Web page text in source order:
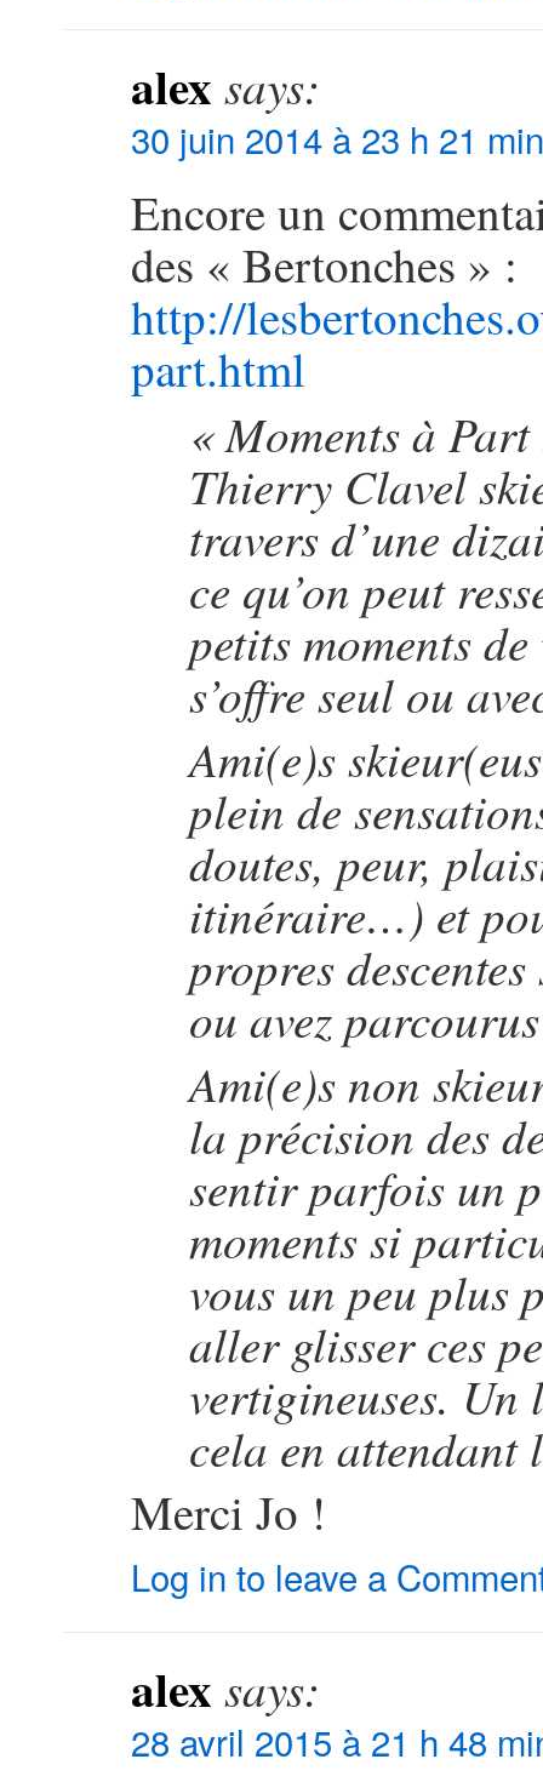
alex says:
30 juin 2014 à 23 h 21 min
Encore un
des « Bertonches » :
http://
part.html
« Moments à
Thierry Clavel
travers d’une
ce qu’on peut
petits moments
s’offre seul ou
Ami(e)s
plein de
doutes, peur,
itinéraire…) et
propres
ou avez
Ami(e)s non
la précision des
sentir parfois un
moments si
vous un peu plus
aller glisser ces
vertigineuses.
cela en attendant
Merci Jo !
Log in to leave a
alex says:
28 avril 2015 à 21 h 48